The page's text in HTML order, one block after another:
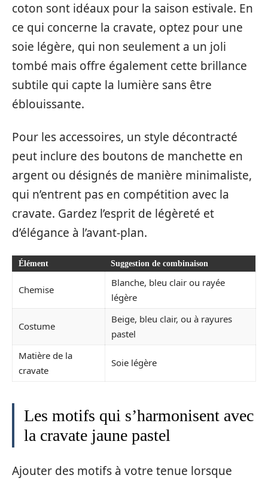
coton sont idéaux pour la saison estivale. En
ce qui concerne la cravate, optez pour une
soie légère, qui non seulement a un joli
tombé mais offre également cette brillance
subtile qui capte la lumière sans être
éblouissante.
Pour les accessoires, un style décontracté
peut inclure des boutons de manchette en
argent ou désignés de manière minimaliste,
qui n’entrent pas en compétition avec la
cravate. Gardez l’esprit de légèreté et
d’élégance à l’avant-plan.
Élément Suggestion de combinaison
Chemise
Blanche, bleu clair ou rayée
légère
Costume
Beige, bleu clair, ou à rayures
pastel
Matière de la
cravate
Soie légère
Les motifs qui s’harmonisent avec
la cravate jaune pastel
Ajouter des motifs à votre tenue lorsque